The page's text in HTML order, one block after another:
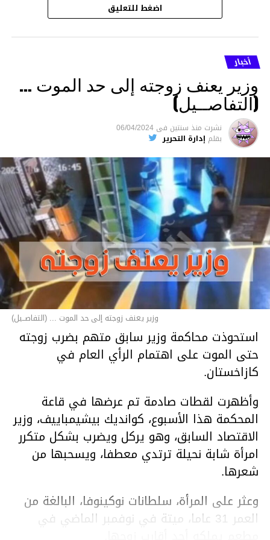
اضغط للتعليق
أخبار
وزير يعنف زوجته إلى حد الموت …
(التفاصــيل)
نشرت منذ سنتين فى 06/04/2024
بقلم إدارة التحرير
وزير يعنف زوجته إلى حد الموت ... (التفاصــيل)
استحوذت محاكمة وزير سابق متهم بضرب زوجته
حتى الموت على اهتمام الرأي العام في
كازاخستان.
وأظهرت لقطات صادمة تم عرضها في قاعة
المحكمة هذا الأسبوع، كوانديك بيشيمباييف، وزير
الاقتصاد السابق، وهو يركل ويضرب بشكل متكرر
امرأة شابة نحيلة ترتدي معطفا، ويسحبها من
شعرها.
وعثر على المرأة، سلطانات نوكينوفا، البالغة من
العمر 31 عاما، ميتة في نوفمبر الماضي في